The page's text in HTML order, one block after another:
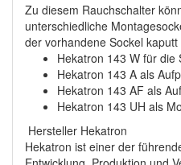
Zu diesem Rauchschalter
unterschiedliche
der vorhandene Sockel kaputt
Hekatron 143 W für die
Hekatron 143 A als
Hekatron 143 AF als
Hekatron 143 UH als
Hersteller Hekatron
Hekatron ist einer der